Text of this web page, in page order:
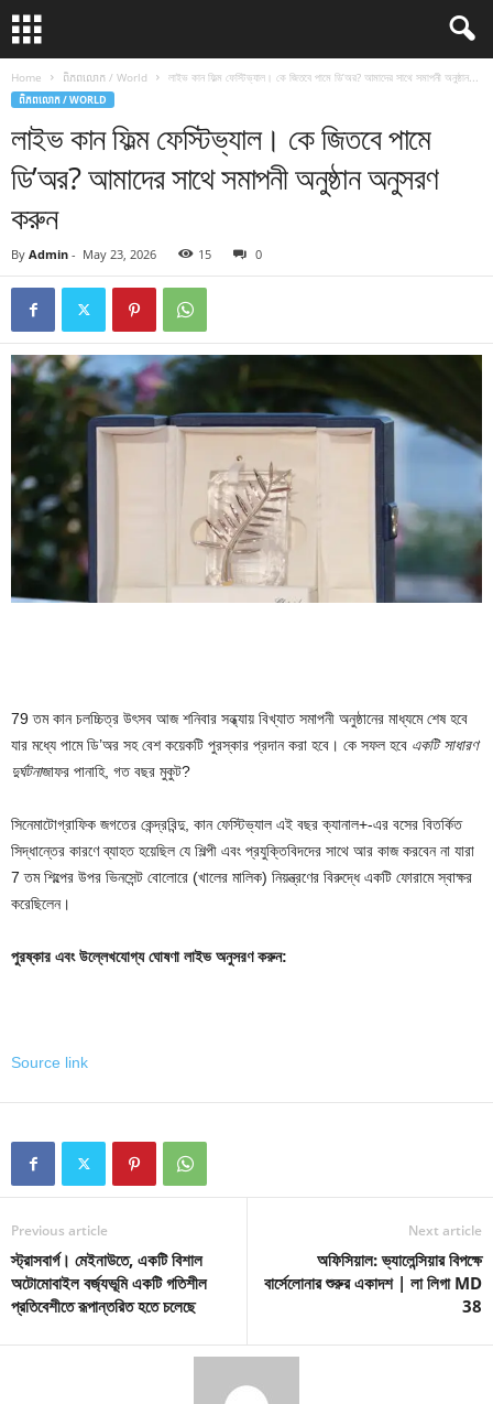
Home ពិភពលោក / World লাইভ কান ফিল্ম ফেস্টিভ্যাল। কে জিতবে পামে ডি’অর? আমাদের সাথে সমাপনী অনুষ্ঠান...
ពិភពលោក / WORLD
লাইভ কান ফিল্ম ফেস্টিভ্যাল। কে জিতবে পামে
ডি’অর? আমাদের সাথে সমাপনী অনুষ্ঠান অনুসরণ
করুন
By Admin - May 23, 2026 15 0
79 তম কান চলচ্চিত্র উৎসব আজ শনিবার সন্ধ্যায় বিখ্যাত সমাপনী অনুষ্ঠানের মাধ্যমে শেষ হবে
যার মধ্যে পামে ডি’অর সহ বেশ কয়েকটি পুরস্কার প্রদান করা হবে। কে সফল হবে একটি সাধারণ
দুর্ঘটনাজাফর পানাহি, গত বছর মুকুট?
সিনেমাটোগ্রাফিক জগতের কেন্দ্রবিন্দু, কান ফেস্টিভ্যাল এই বছর ক্যানাল+-এর বসের বিতর্কিত
সিদ্ধান্তের কারণে ব্যাহত হয়েছিল যে শিল্পী এবং প্রযুক্তিবিদদের সাথে আর কাজ করবেন না যারা
7 তম শিল্পের উপর ভিনসেন্ট বোলোরে (খালের মালিক) নিয়ন্ত্রণের বিরুদ্ধে একটি ফোরামে স্বাক্ষর
করেছিলেন।
পুরষ্কার এবং উল্লেখযোগ্য ঘোষণা লাইভ অনুসরণ করুন:
Source link
Previous article
স্ট্রাসবার্গ। মেইনাউতে, একটি বিশাল
অটোমোবাইল বর্জ্যভূমি একটি গতিশীল
প্রতিবেশীতে রূপান্তরিত হতে চলেছে
Next article
অফিসিয়াল: ভ্যালেন্সিয়ার বিপক্ষে
বার্সেলোনার শুরুর একাদশ | লা লিগা MD
38